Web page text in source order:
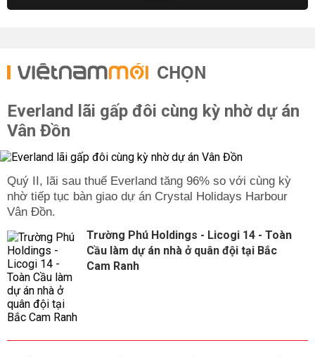
CHỌN
Everland lãi gấp đôi cùng kỳ nhờ dự án
Vân Đồn
Quý II, lãi sau thuế Everland tăng 96% so với cùng kỳ
nhờ tiếp tục bàn giao dự án Crystal Holidays Harbour
Vân Đồn.
Trường Phú Holdings - Licogi 14 - Toàn
Cầu làm dự án nhà ở quân đội tại Bắc
Cam Ranh